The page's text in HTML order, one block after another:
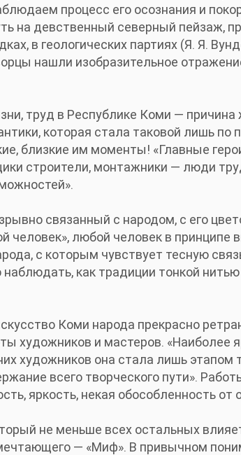
процесс его осознания и
на девственный северный пейзаж,
в геологических партиях (Я. Я.
нашли изобразительное
труд в Республике Коми —
которая стала таковой лишь по
близкие им моменты! «Главные
строители, монтажники — люди
связанный с народом, с его
человек», любой человек в принципе
с которым чувствует тесную
как традиции тонкой
Коми народа прекрасно
художников и мастеров. «Наиболее
художников она стала лишь этапом
всего творческого пути».
яркость, некая обособленность от
не меньше всех остальных
— «Миф». В привычном